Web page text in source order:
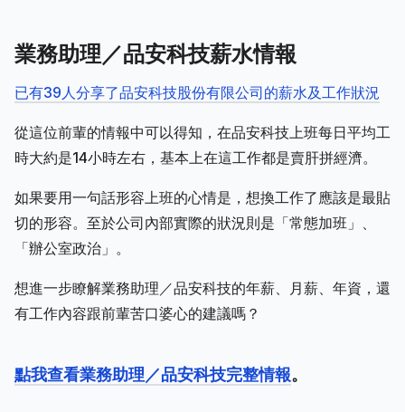
業務助理／品安科技薪水情報
已有39人分享了品安科技股份有限公司的薪水及工作狀況
從這位前輩的情報中可以得知，在品安科技上班每日平均工
時大約是14小時左右，基本上在這工作都是賣肝拼經濟。
如果要用一句話形容上班的心情是，想換工作了應該是最貼
切的形容。至於公司內部實際的狀況則是「常態加班」、
「辦公室政治」。
想進一步瞭解業務助理／品安科技的年薪、月薪、年資，還
有工作內容跟前輩苦口婆心的建議嗎？
點我查看業務助理／品安科技完整情報。